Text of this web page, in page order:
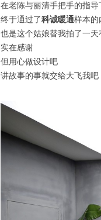
在老陈与丽清手把手的指导
终于通过了科诚暖通样本的
也是这个姑娘替我拍了一
实在感谢
但用心做设计吧
讲故事的事就交给大飞我吧